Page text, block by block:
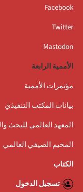
Facebook
Twitter
Mastodon
الأممية الرابعة
مؤتمرات الأممية
بيانات المكتب التنفيذي
المعهد العالمي للبحث
المخيم الصيفي العالمي
الكتاب
تسجيل الدخول